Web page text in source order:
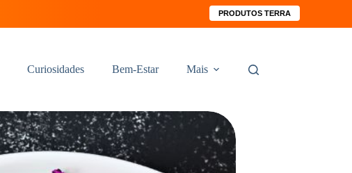
PRODUTOS TERRA
Curiosidades Bem-Estar Mais